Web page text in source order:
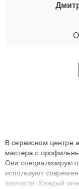
В сервисном центре
мастера с
Они
используют
запчасти. Каждый